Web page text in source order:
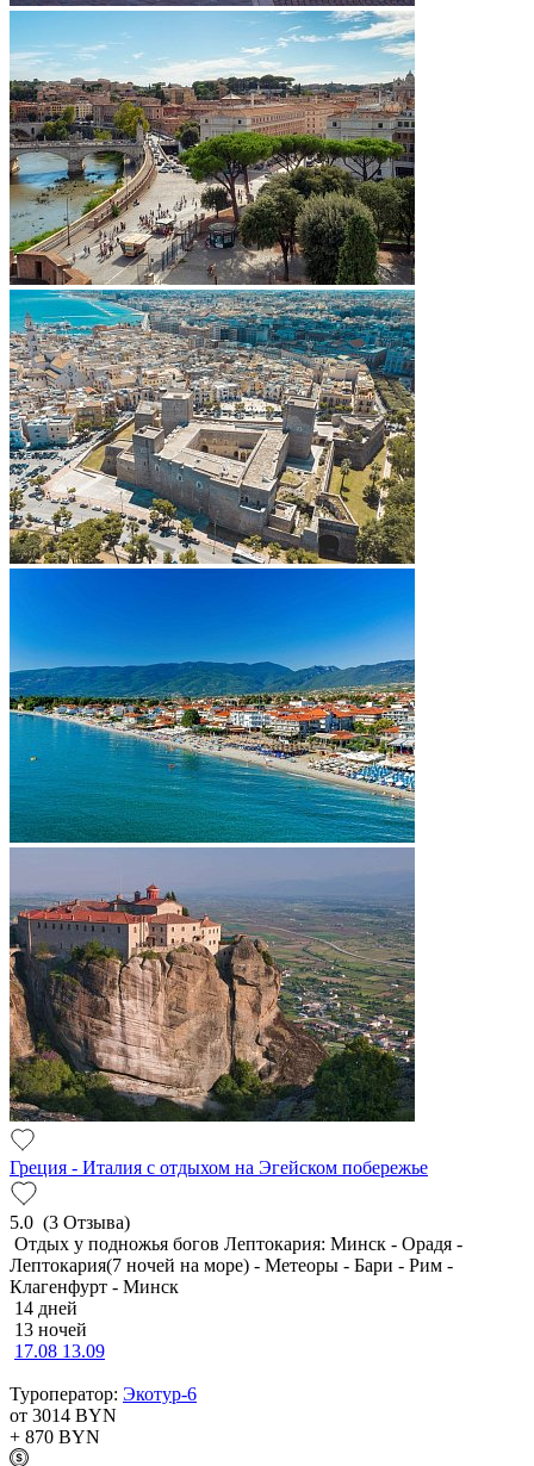
Греция - Италия с отдыхом на Эгейском побережье
5.0 (3 Отзыва)
Отдых у подножья богов Лептокария: Минск - Орадя -
Лептокария(7 ночей на море) - Метеоры - Бари - Рим -
Клагенфурт - Минск
14 дней
13 ночей
17.08 13.09
Туроператор: Экотур-6
от 3014 BYN
+ 870 BYN